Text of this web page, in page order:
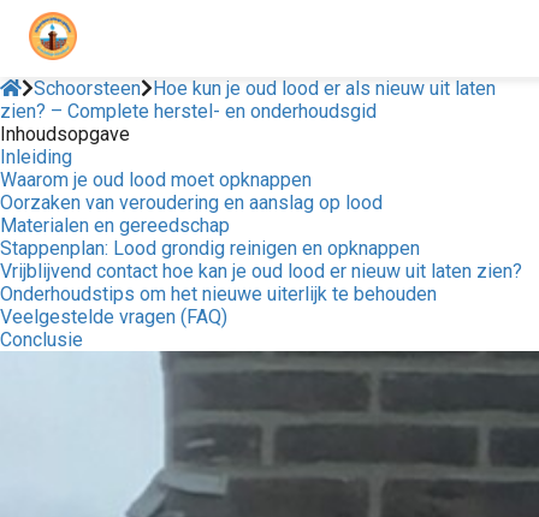
Schoorsteen
Hoe kun je oud lood er als nieuw uit laten
zien? – Complete herstel- en onderhoudsgid
Inhoudsopgave
Inleiding
Waarom je oud lood moet opknappen
Oorzaken van veroudering en aanslag op lood
Materialen en gereedschap
Stappenplan: Lood grondig reinigen en opknappen
Vrijblijvend contact hoe kan je oud lood er nieuw uit laten zien?
Onderhoudstips om het nieuwe uiterlijk te behouden
Veelgestelde vragen (FAQ)
Conclusie